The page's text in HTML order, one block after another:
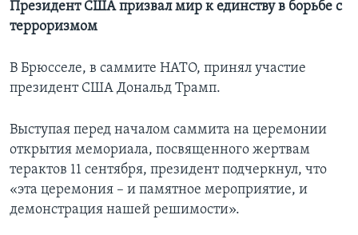
Языки
Президент США призвал мир к единству в борьбе с
терроризмом
В Брюсселе, в саммите НАТО, принял участие
президент США Дональд Трамп.
Выступая перед началом саммита на церемонии
открытия мемориала, посвященного жертвам
терактов 11 сентября, президент подчеркнул, что
«эта церемония – и памятное мероприятие, и
демонстрация нашей решимости».